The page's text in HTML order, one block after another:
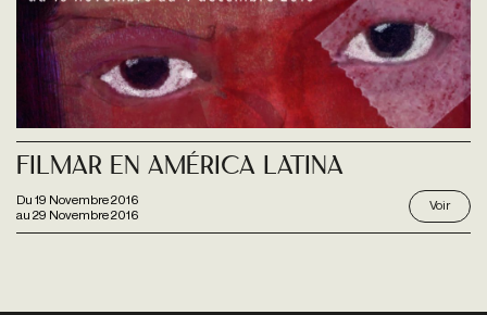
Du 19 Novembre 2016
au 29 Novembre 2016
Filmar En América Latina
Voir